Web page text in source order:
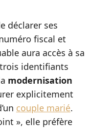
déclarer ses
fiscal et
aura accès à sa
identifiants
modernisation
explicitement
couple marié.
», elle préfère